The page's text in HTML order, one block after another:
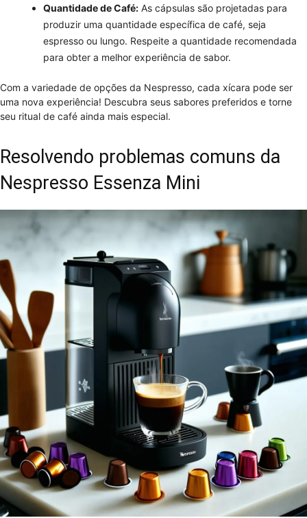
Quantidade de Café: As cápsulas são projetadas para
produzir uma quantidade específica de café, seja
espresso ou lungo. Respeite a quantidade recomendada
para obter a melhor experiência de sabor.
Com a variedade de opções da Nespresso, cada xícara pode ser
uma nova experiência! Descubra seus sabores preferidos e torne
seu ritual de café ainda mais especial.
Resolvendo problemas comuns da
Nespresso Essenza Mini